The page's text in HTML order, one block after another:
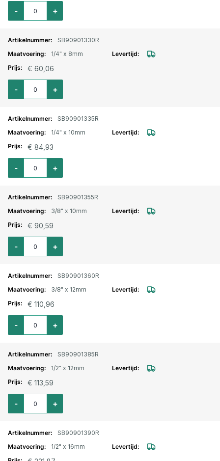
Aantal voor Knie inschroefkoppeling RVS draaibaar push-in 1/4" x 6mm
+
-
SB90901330R
1/4" x 8mm
€ 60,06
Aantal voor Knie inschroefkoppeling RVS draaibaar push-in 1/4" x 8mm
+
-
SB90901335R
1/4" x 10mm
€ 84,93
Aantal voor Knie inschroefkoppeling RVS draaibaar push-in 1/4" x 10mm
+
-
SB90901355R
3/8" x 10mm
€ 90,59
Aantal voor Knie inschroefkoppeling RVS draaibaar push-in 3/8" x 10mm
+
-
SB90901360R
3/8" x 12mm
€ 110,96
Aantal voor Knie inschroefkoppeling RVS draaibaar push-in 3/8" x 12mm
+
-
SB90901385R
1/2" x 12mm
€ 113,59
Aantal voor Knie inschroefkoppeling RVS draaibaar push-in 1/2" x 12mm
+
-
SB90901390R
1/2" x 16mm